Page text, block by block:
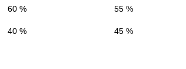
60 % 55 %
40 % 45 %